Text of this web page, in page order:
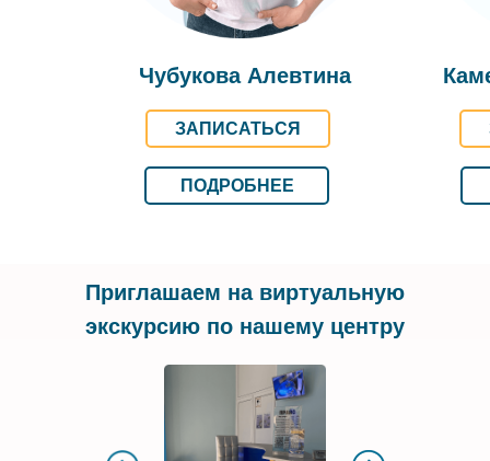
Чубукова Алевтина
ЗАПИСАТЬСЯ
ПОДРОБНЕЕ
Приглашаем на виртуальную
экскурсию по нашему центру